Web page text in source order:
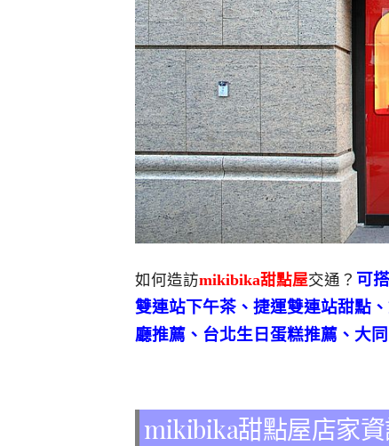
如何造訪mikibika甜點屋交通？ 可
雙連站下午茶、捷運雙連站甜點
廳推薦、台北生日蛋糕推薦、大
mikibika甜點屋店家